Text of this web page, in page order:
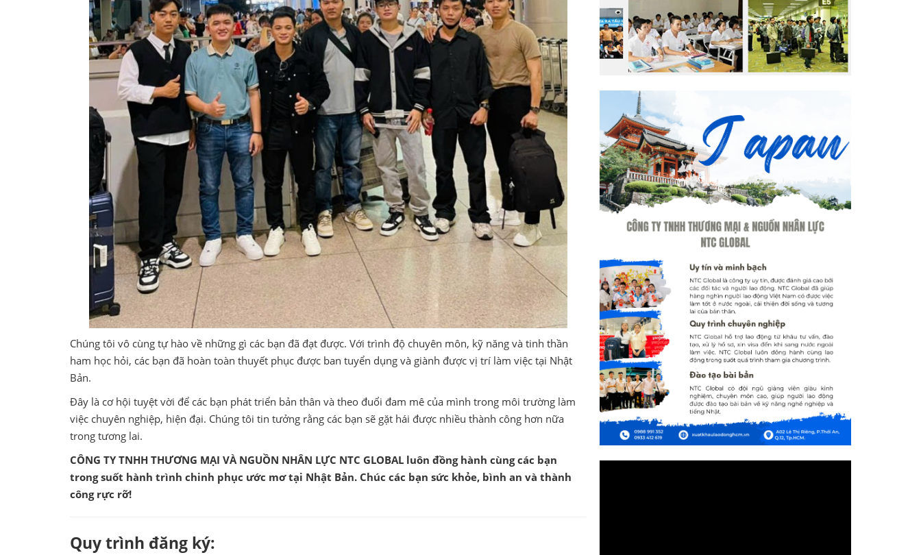
Chúng tôi vô cùng tự hào về những gì các bạn đã đạt được. Với trình độ chuyên môn, kỹ năng và tinh thần
ham học hỏi, các bạn đã hoàn toàn thuyết phục được ban tuyển dụng và giành được vị trí làm việc tại Nhật
Bản.
Đây là cơ hội tuyệt vời để các bạn phát triển bản thân và theo đuổi đam mê của mình trong môi trường làm
việc chuyên nghiệp, hiện đại. Chúng tôi tin tưởng rằng các bạn sẽ gặt hái được nhiều thành công hơn nữa
trong tương lai.
CÔNG TY TNHH THƯƠNG MẠI VÀ NGUỒN NHÂN LỰC NTC GLOBAL luôn đồng hành cùng các bạn
trong suốt hành trình chinh phục ước mơ tại Nhật Bản. Chúc các bạn sức khỏe, bình an và thành
công rực rỡ!
Quy trình đăng ký: